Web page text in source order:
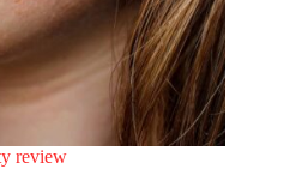
review